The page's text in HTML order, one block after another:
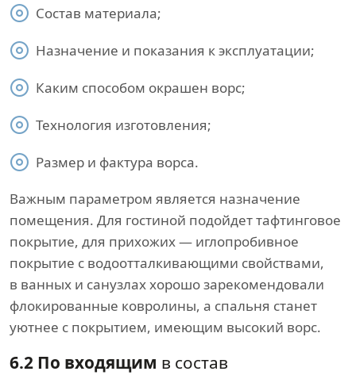
Состав материала;
Назначение и показания к эксплуатации;
Каким способом окрашен ворс;
Технология изготовления;
Размер и фактура ворса.
Важным параметром является назначение
помещения. Для гостиной подойдет тафтинговое
покрытие, для прихожих — иглопробивное
покрытие с водоотталкивающими свойствами,
в ванных и санузлах хорошо зарекомендовали
флокированные ковролины, а спальня станет
уютнее с покрытием, имеющим высокий ворс.
6.2 По входящим в состав